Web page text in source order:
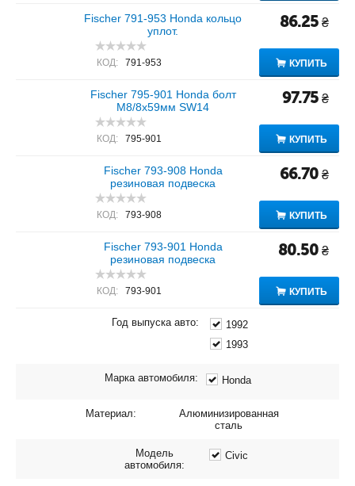
Fischer 791-953 Honda кольцо
уплот.
КОД: 791-953
86.25 ₴
КУПИТЬ
Fischer 795-901 Honda болт
M8/8x59мм SW14
КОД: 795-901
97.75 ₴
КУПИТЬ
Fischer 793-908 Honda
резиновая подвеска
КОД: 793-908
66.70 ₴
КУПИТЬ
Fischer 793-901 Honda
резиновая подвеска
КОД: 793-901
80.50 ₴
КУПИТЬ
Год выпуска авто:
1992
1993
Марка автомобиля: Honda
Материал:
Алюминизированная
сталь
Модель
автомобиля:
Civic